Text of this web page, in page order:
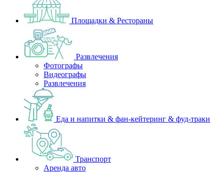
Площадки & Рестораны
Развлечения
Фотографы
Видеографы
Развлечения
Еда и напитки & фан-кейтеринг & фуд-траки
Транспорт
Аренда авто